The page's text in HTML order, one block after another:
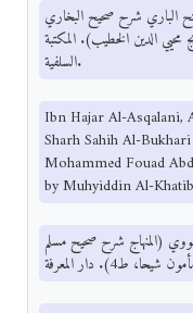
الباري شرح صحيح البخاري
محيي الدين الخطيب). المكتبة
السلفية.
Ibn Hajar Al-Asqalani,
Sharh Sahih Al-
Mohammed Fouad
by Muhyiddin Al-
بشرح النووي (المنهاج شرح صحيح مسلم